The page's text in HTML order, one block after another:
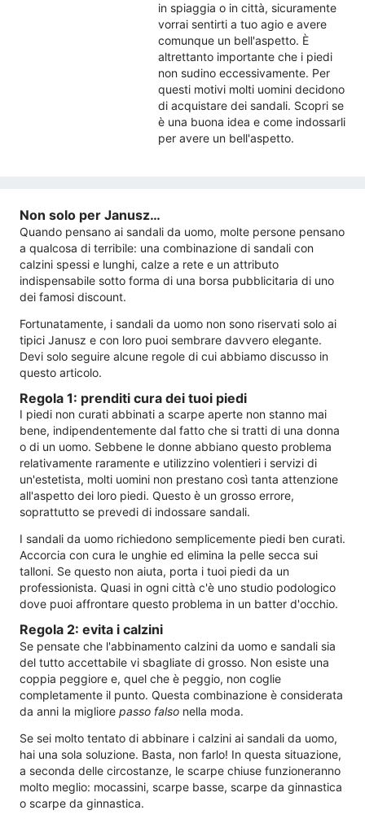
in spiaggia o in città, sicuramente
vorrai sentirti a tuo agio e avere
comunque un bell'aspetto. È
altrettanto importante che i piedi
non sudino eccessivamente. Per
questi motivi molti uomini decidono
di acquistare dei sandali. Scopri se
è una buona idea e come indossarli
per avere un bell'aspetto.
Non solo per Janusz…
Quando pensano ai sandali da uomo, molte persone pensano
a qualcosa di terribile: una combinazione di sandali con
calzini spessi e lunghi, calze a rete e un attributo
indispensabile sotto forma di una borsa pubblicitaria di uno
dei famosi discount.
Fortunatamente, i sandali da uomo non sono riservati solo ai
tipici Janusz e con loro puoi sembrare davvero elegante.
Devi solo seguire alcune regole di cui abbiamo discusso in
questo articolo.
Regola 1: prenditi cura dei tuoi piedi
I piedi non curati abbinati a scarpe aperte non stanno mai
bene, indipendentemente dal fatto che si tratti di una donna
o di un uomo. Sebbene le donne abbiano questo problema
relativamente raramente e utilizzino volentieri i servizi di
un'estetista, molti uomini non prestano così tanta attenzione
all'aspetto dei loro piedi. Questo è un grosso errore,
soprattutto se prevedi di indossare sandali.
I sandali da uomo richiedono semplicemente piedi ben curati.
Accorcia con cura le unghie ed elimina la pelle secca sui
talloni. Se questo non aiuta, porta i tuoi piedi da un
professionista. Quasi in ogni città c'è uno studio podologico
dove puoi affrontare questo problema in un batter d'occhio.
Regola 2: evita i calzini
Se pensate che l'abbinamento calzini da uomo e sandali sia
del tutto accettabile vi sbagliate di grosso. Non esiste una
coppia peggiore e, quel che è peggio, non coglie
completamente il punto. Questa combinazione è considerata
da anni la migliore passo falso nella moda.
Se sei molto tentato di abbinare i calzini ai sandali da uomo,
hai una sola soluzione. Basta, non farlo! In questa situazione,
a seconda delle circostanze, le scarpe chiuse funzioneranno
molto meglio: mocassini, scarpe basse, scarpe da ginnastica
o scarpe da ginnastica.